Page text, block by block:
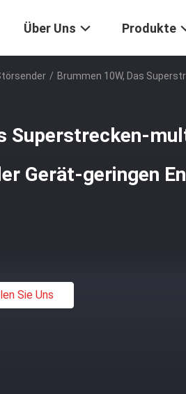
Über Uns Produkte
/ Brummen 10W, Das
Superstrecken-
Gerät-geringen
Sie Uns